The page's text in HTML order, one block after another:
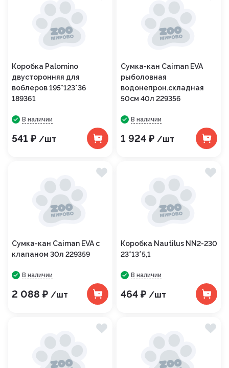
Коробка Palomino
двусторонняя для
воблеров 195*123*36
189361
В наличии
541 ₽ /шт
Сумка-кан Caiman EVA
рыболовная
водонепрон.складная
50см 40л 229356
В наличии
1 924 ₽ /шт
Сумка-кан Caiman EVA с
клапаном 30л 229359
В наличии
2 088 ₽ /шт
Коробка Nautilus NN2-230
23*13*5,1
В наличии
464 ₽ /шт